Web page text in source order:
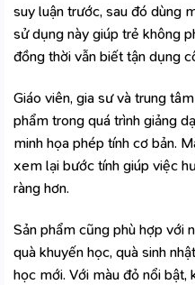
suy luận trước, sau đó dùng
sử dụng này giúp trẻ không
đồng thời vẫn biết tận dụng
Giáo viên, gia sư và trung
phẩm trong quá trình giảng
minh họa phép tính cơ bản.
xem lại bước tính giúp việc
ràng hơn.
Sản phẩm cũng phù hợp với
quà khuyến học, quà sinh
học mới. Với màu đỏ nổi bật,